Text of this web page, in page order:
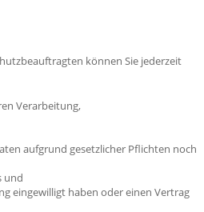
können Sie jederzeit
Verarbeitung,
aufgrund gesetzlicher Pflichten noch
und
eingewilligt haben oder einen Vertrag